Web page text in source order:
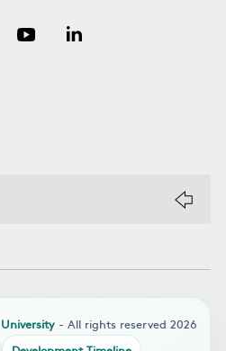
- All rights reserved 2026